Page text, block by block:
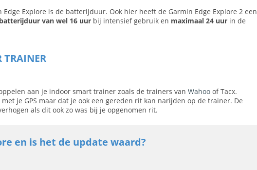
Explore is de batterijduur. Ook hier heeft de Garmin Edge Explore 2 een
batterijduur van wel 16 uur bij intensief gebruik en maximaal 24 uur in de
TRAINER
aan je indoor smart trainer zoals de trainers van Wahoo of Tacx.
je GPS maar dat je ook een gereden rit kan narijden op de trainer. De
als dit ook zo was bij je opgenomen rit.
en is het de update waard?